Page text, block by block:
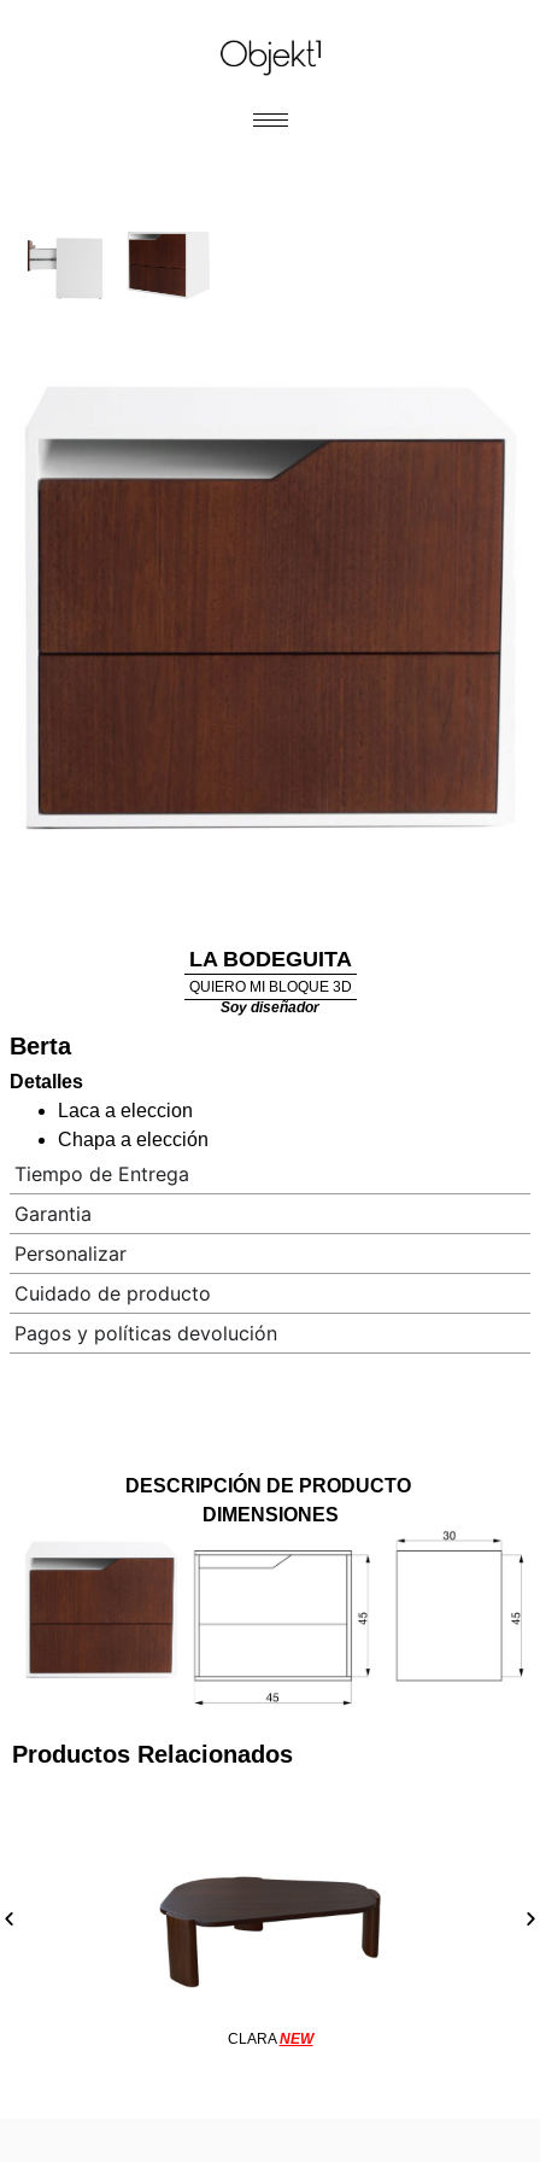
LA BODEGUITA
QUIERO MI BLOQUE 3D
Soy diseñador
Berta
Detalles
Laca a eleccion
Chapa a elección
Tiempo de Entrega
Garantia
Personalizar
Cuidado de producto
Pagos y políticas devolución
DESCRIPCIÓN DE PRODUCTO
DIMENSIONES
Productos Relacionados
CLARANEW